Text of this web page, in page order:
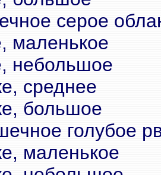
серое
маленькое
небольшое
среднее
большое
голубое
маленькое